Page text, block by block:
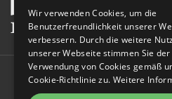
HOTEL ZIMMER
Wir verwenden Cookies, um die
Benutzerfreundlichkeit unserer
verbessern. Durch die weitere
unserer Webseite stimmen Sie der
Verwendung von Cookies gemäß
Cookie-Richtlinie zu. Weitere